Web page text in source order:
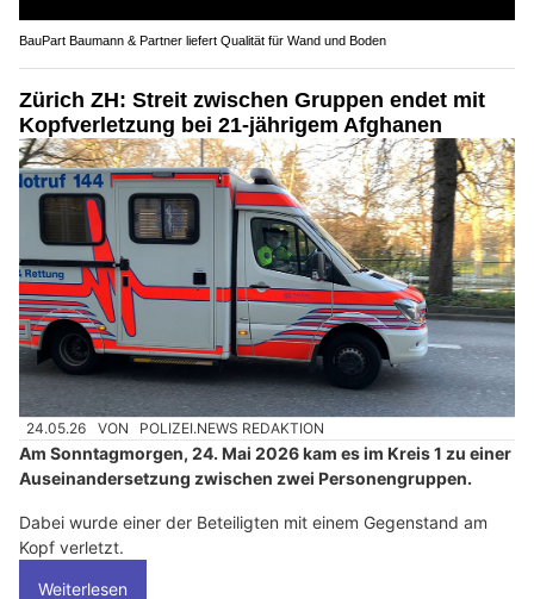
BauPart Baumann & Partner liefert Qualität für Wand und Boden
Zürich ZH: Streit zwischen Gruppen endet mit
Kopfverletzung bei 21-jährigem Afghanen
24.05.26 VON POLIZEI.NEWS REDAKTION
Am Sonntagmorgen, 24. Mai 2026 kam es im Kreis 1 zu einer
Auseinandersetzung zwischen zwei Personengruppen.
Dabei wurde einer der Beteiligten mit einem Gegenstand am
Kopf verletzt.
Weiterlesen